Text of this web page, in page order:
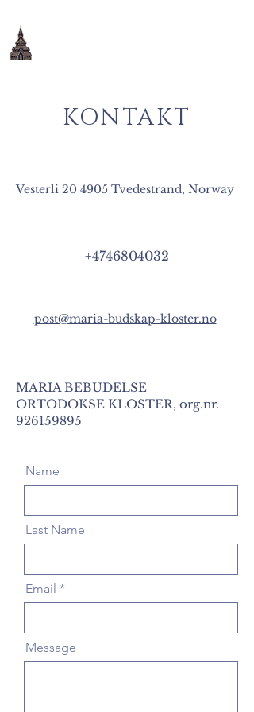
KONTAKT
Vesterli 20 4905 Tvedestrand, Norway
+4746804032
post@maria-budskap-kloster.no
MARIA BEBUDELSE
ORTODOKSE KLOSTER, org.nr.
926159895
Name
Last Name
Email
Message